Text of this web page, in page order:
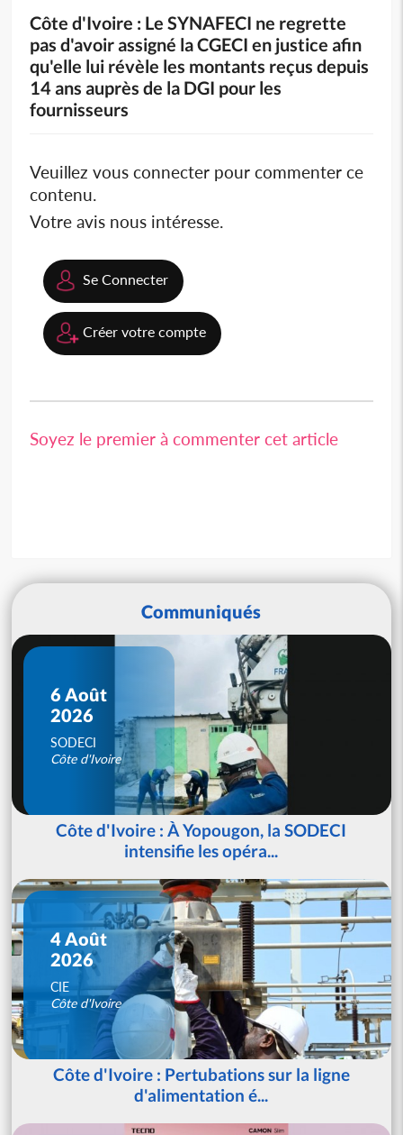
Côte d'Ivoire : Le SYNAFECI ne regrette
pas d'avoir assigné la CGECI en justice afin
qu'elle lui révèle les montants reçus depuis
14 ans auprès de la DGI pour les
fournisseurs
Veuillez vous connecter pour commenter ce
contenu.
Votre avis nous intéresse.
Se Connecter
Créer votre compte
Soyez le premier à commenter cet article
Communiqués
6 Août
2026
SODECI
Côte d'Ivoire
Côte d'Ivoire : À Yopougon, la SODECI
intensifie les opéra...
4 Août
2026
CIE
Côte d'Ivoire
Côte d'Ivoire : Pertubations sur la ligne
d'alimentation é...